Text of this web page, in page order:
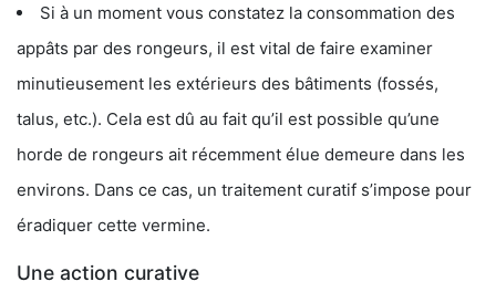
Si à un moment vous constatez la consommation des
appâts par des rongeurs, il est vital de faire examiner
minutieusement les extérieurs des bâtiments (fossés,
talus, etc.). Cela est dû au fait qu’il est possible qu’une
horde de rongeurs ait récemment élue demeure dans les
environs. Dans ce cas, un traitement curatif s’impose pour
éradiquer cette vermine.
Une action curative